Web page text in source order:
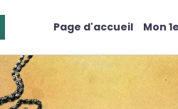
Page d'accueil Mon